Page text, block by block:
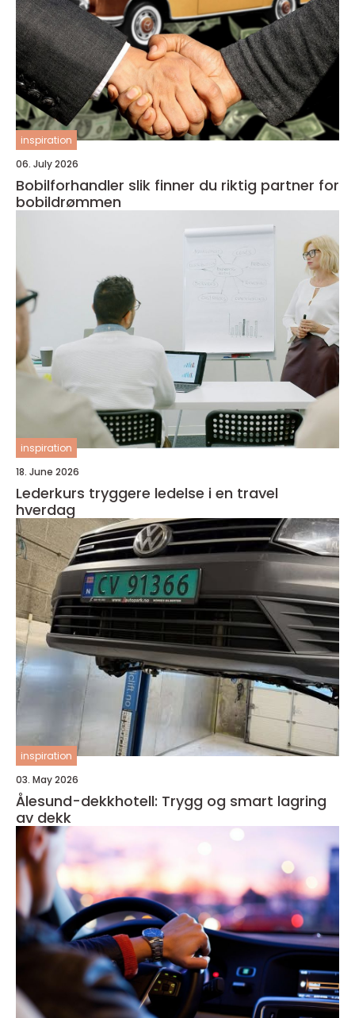
inspiration
06. July 2026
Bobilforhandler slik finner du riktig partner for
bobildrømmen
inspiration
18. June 2026
Lederkurs tryggere ledelse i en travel
hverdag
inspiration
03. May 2026
Ålesund-dekkhotell: Trygg og smart lagring
av dekk